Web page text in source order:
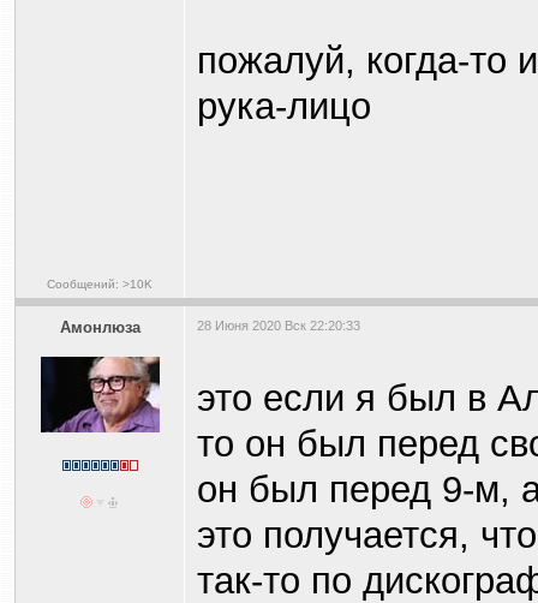
Сообщений: >10K
пожалуй, когда-то
рука-лицо
Амонлюза 28 Июня 2020 Вск 22:20:33
это если я был в
то он был перед
он был перед 9-м,
это получается,
так-то по